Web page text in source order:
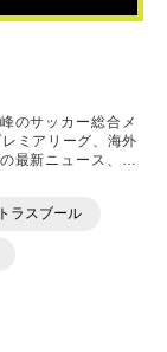
のサッカー総合メ
ミアリーグ、海外
最新ニュース、コ
TikTok」など、
ラスブール